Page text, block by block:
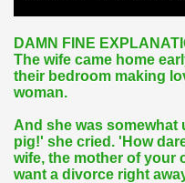
DAMN FINE
The wife came home
their bedroom making
woman.
And she was somewhat
pig!' she cried. 'How
wife, the mother of your
want a divorce right